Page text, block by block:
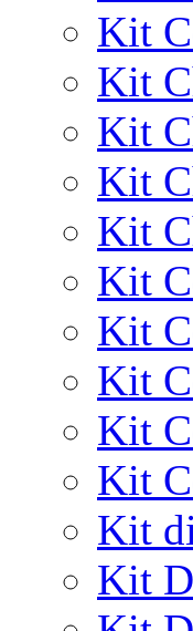
Kit
Kit
Kit
Kit
Kit
Kit
Kit
Kit
Kit
Kit
Kit
Kit